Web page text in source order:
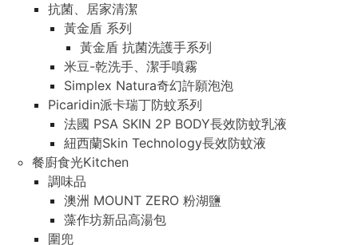
抗菌、居家清潔
黃金盾 系列
黃金盾 抗菌洗護手系列
米豆-乾洗手、潔手噴霧
Simplex Natura奇幻許願泡泡
Picaridin派卡瑞丁防蚊系列
法國 PSA SKIN 2P BODY長效防蚊乳液
紐西蘭Skin Technology長效防蚊液
餐廚食光Kitchen
調味品
澳洲 MOUNT ZERO 粉湖鹽
藻作坊新品高湯包
圍兜